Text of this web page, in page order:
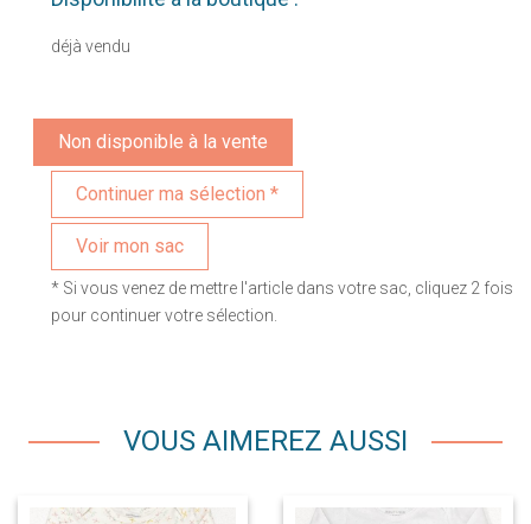
déjà vendu
Non disponible à la vente
Voir mon sac
* Si vous venez de mettre l'article dans votre sac, cliquez 2 fois
pour continuer votre sélection.
VOUS AIMEREZ AUSSI